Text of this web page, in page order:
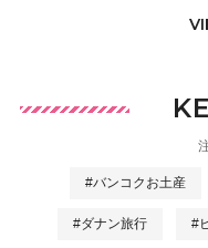
#バンコクお土産
#ダナン旅行 #